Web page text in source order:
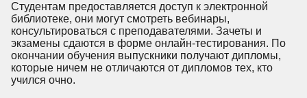
Студентам предоставляется доступ к электронной
библиотеке, они могут смотреть вебинары,
консультироваться с преподавателями. Зачеты и
экзамены сдаются в форме онлайн-тестирования. По
окончании обучения выпускники получают дипломы,
которые ничем не отличаются от дипломов тех, кто
учился очно.